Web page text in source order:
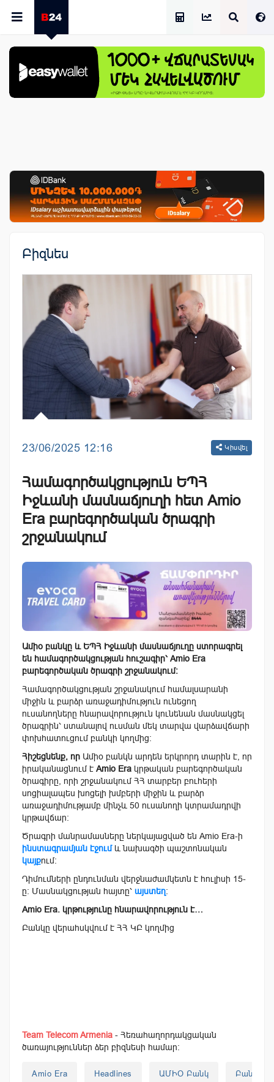
Բիզնես
23/06/2025 12:16 Կիսվել
Համագործակցություն ԵՊՀ
Իջևանի մասնաճյուղի հետ Amio
Era բարեգործական ծրագրի
շրջանակում
Ամիօ բանկը և ԵՊՀ Իջևանի մասնաճյուղը ստորագրել
են համագործակցության հուշագիր՝Amio Era
բարեգործական ծրագրի շրջանակում:
Համագործակցության շրջանակում համալսարանի
միջին և բարձր առաջադիմություն ունեցող
ուսանողները հնարավորություն կունենան մասնակցել
ծրագրին՝ ստանալով ուսման մեկ տարվա վարձավճարի
փոխհատուցում բանկի կողմից:
Հիշեցնենք, որ Ամիօ բանկն արդեն երկրորդ տարին է, որ
իրականացնում է Amio Era կրթական բարեգործական
ծրագիրը, որի շրջանակում ՀՀ տարբեր բուհերի
սոցիալապես խոցելի խմբերի միջին և բարձր
առաջադիմությամբ մինչև 50 ուսանողի կտրամադրվի
կրթավճար:
Ծրագրի մանրամասները ներկայացված են Amio Era-ի
ինստագրամյան էջումև նախագծի պաշտոնական
կայքում:
Դիմումների ընդունման վերջնաժամկետն է հուլիսի 15-
ը: Մասնակցության հայտը՝ այստեղ:
Amio Era. կրթությունը հնարավորություն է…
Բանկը վերահսկվում է ՀՀ ԿԲ կողմից
Team Telecom Armenia - Հեռահաղորդակցական
ծառայություններ ձեր բիզնեսի համար:
Amio Era Headlines ԱՄԻՕ Բանկ Բանկեր